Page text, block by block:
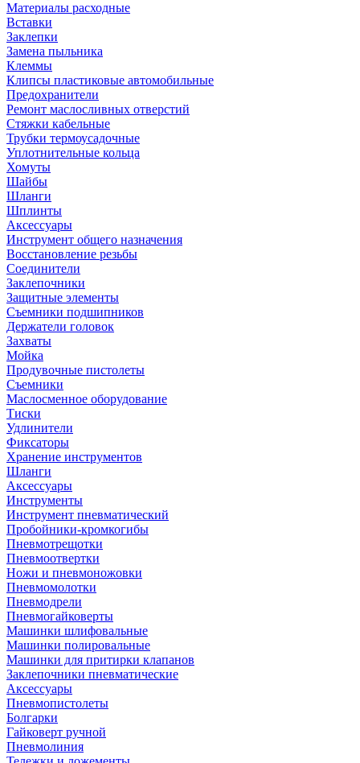
Материалы расходные
Вставки
Заклепки
Замена пыльника
Клеммы
Клипсы пластиковые автомобильные
Предохранители
Ремонт маслосливных отверстий
Стяжки кабельные
Трубки термоусадочные
Уплотнительные кольца
Хомуты
Шайбы
Шланги
Шплинты
Аксессуары
Инструмент общего назначения
Восстановление резьбы
Соединители
Заклепочники
Защитные элементы
Съемники подшипников
Держатели головок
Захваты
Мойка
Продувочные пистолеты
Съемники
Маслосменное оборудование
Тиски
Удлинители
Фиксаторы
Хранение инструментов
Шланги
Аксессуары
Инструменты
Инструмент пневматический
Пробойники-кромкогибы
Пневмотрещотки
Пневмоотвертки
Ножи и пневмоножовки
Пневмомолотки
Пневмодрели
Пневмогайковерты
Машинки шлифовальные
Машинки полировальные
Машинки для притирки клапанов
Заклепочники пневматические
Аксессуары
Пневмопистолеты
Болгарки
Гайковерт ручной
Пневмолиния